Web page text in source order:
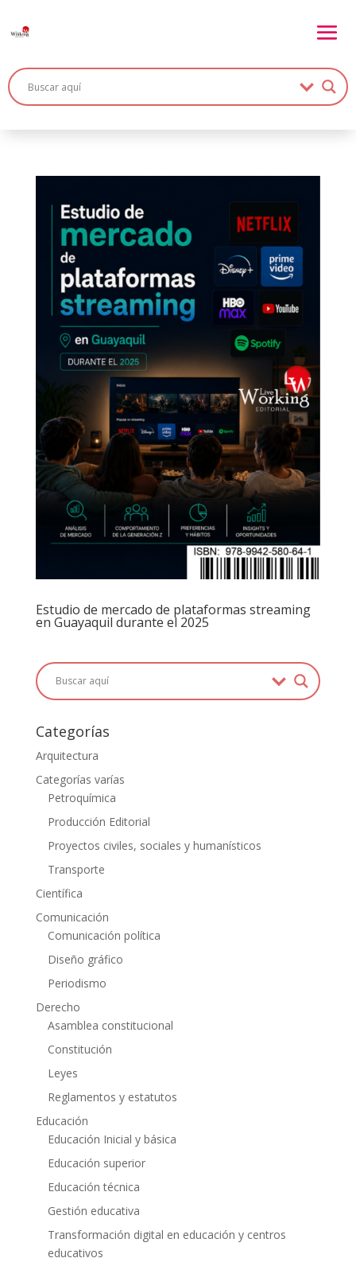
Estudio de mercado de plataformas streaming
en Guayaquil durante el 2025
Categorías
Arquitectura
Categorías varías
Petroquímica
Producción Editorial
Proyectos civiles, sociales y humanísticos
Transporte
Científica
Comunicación
Comunicación política
Diseño gráfico
Periodismo
Derecho
Asamblea constitucional
Constitución
Leyes
Reglamentos y estatutos
Educación
Educación Inicial y básica
Educación superior
Educación técnica
Gestión educativa
Transformación digital en educación y centros
educativos